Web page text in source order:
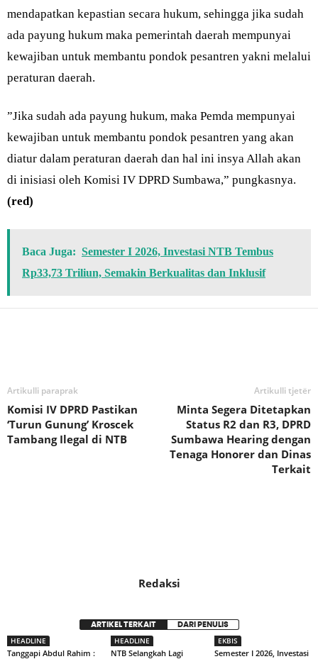
mendapatkan kepastian secara hukum, sehingga jika sudah
ada payung hukum maka pemerintah daerah mempunyai
kewajiban untuk membantu pondok pesantren yakni melalui
peraturan daerah.
”Jika sudah ada payung hukum, maka Pemda mempunyai
kewajiban untuk membantu pondok pesantren yang akan
diatur dalam peraturan daerah dan hal ini insya Allah akan
di inisiasi oleh Komisi IV DPRD Sumbawa,” pungkasnya.
(red)
Baca Juga: Semester I 2026, Investasi NTB Tembus
Rp33,73 Triliun, Semakin Berkualitas dan Inklusif
Artikulli paraprak
Komisi IV DPRD Pastikan
‘Turun Gunung’ Kroscek
Tambang Ilegal di NTB
Artikulli tjetër
Minta Segera Ditetapkan
Status R2 dan R3, DPRD
Sumbawa Hearing dengan
Tenaga Honorer dan Dinas
Terkait
Redaksi
ARTIKEL TERKAIT DARI PENULIS
HEADLINE
Tanggapi Abdul Rahim :
HEADLINE
NTB Selangkah Lagi
EKBIS
Semester I 2026, Investasi